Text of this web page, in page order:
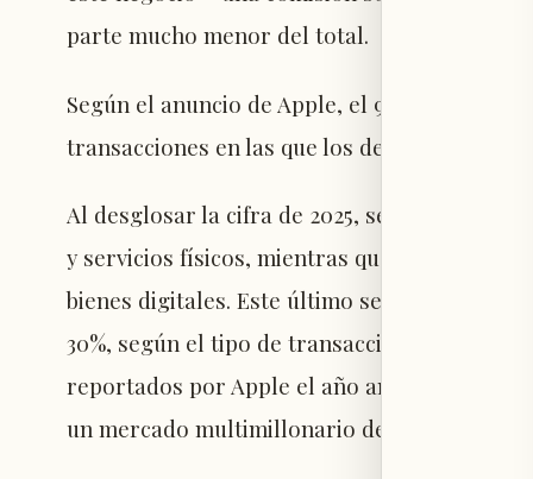
parte mucho menor del total.
Según el anuncio de Apple, el 90% de los 1,4
transacciones en las que los desarrolladores
Al desglosar la cifra de 2025, se observa que
y servicios físicos, mientras que 149.000
bienes digitales. Este último segmento está
30%, según el tipo de transacción y el
reportados por Apple el año anterior.
un mercado multimillonario del cual Apple